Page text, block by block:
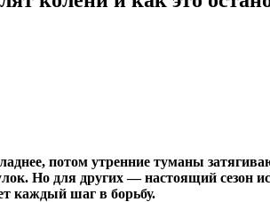
потом утренние туманы
Но для других — настоящий сезон
каждый шаг в борьбу.